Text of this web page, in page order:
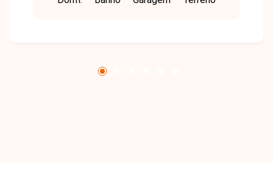
Estamos à disposição para esclarecer suas